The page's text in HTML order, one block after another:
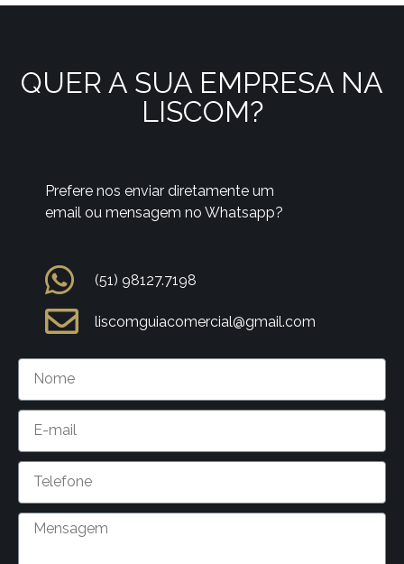
QUER A SUA EMPRESA NA
LISCOM?
Prefere nos enviar diretamente um
email ou mensagem no Whatsapp?
(51) 98127.7198
liscomguiacomercial@gmail.com